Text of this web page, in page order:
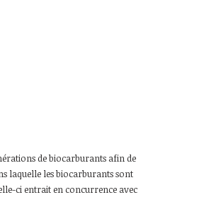
de biocarburants afin de
laquelle les biocarburants sont
ci entrait en concurrence avec